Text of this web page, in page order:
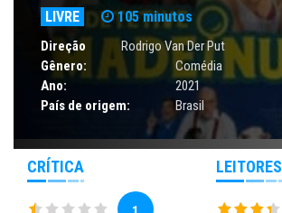
LIVRE 105 minutos
Direção
Rodrigo Van Der Put
Gênero:
Comédia
Ano:
2021
País de origem:
Brasil
CRÍTICA LEITORES